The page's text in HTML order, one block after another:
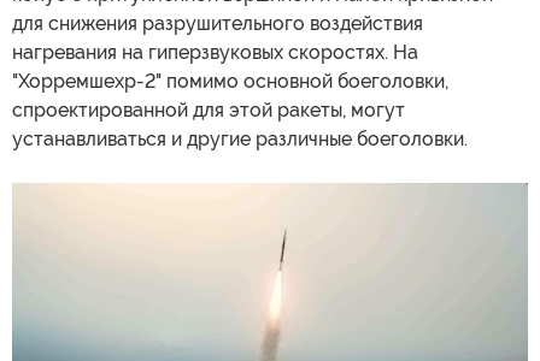
для снижения разрушительного воздействия
нагревания на гиперзвуковых скоростях. На
"Хорремшехр-2" помимо основной боеголовки,
спроектированной для этой ракеты, могут
устанавливаться и другие различные боеголовки.